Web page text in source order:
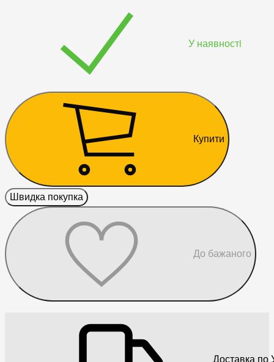
У наявностi
Купити
Швидка покупка
До бажаного
Доставка по